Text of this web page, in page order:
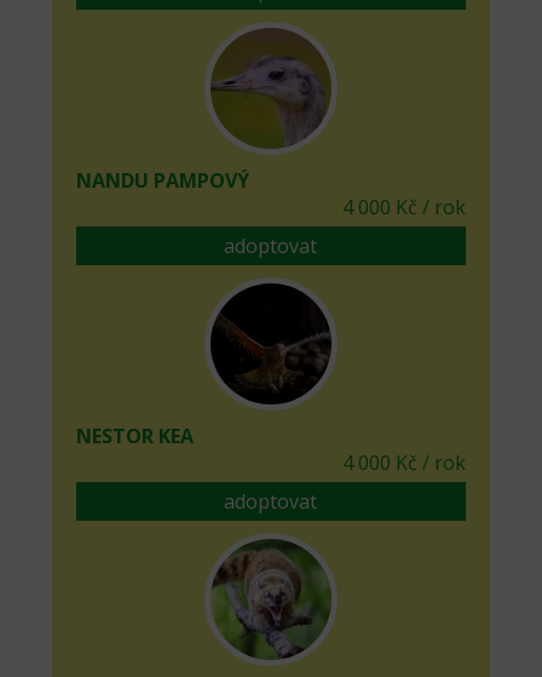
NANDU PAMPOVÝ
4 000 Kč / rok
adoptovat
NESTOR KEA
4 000 Kč / rok
adoptovat